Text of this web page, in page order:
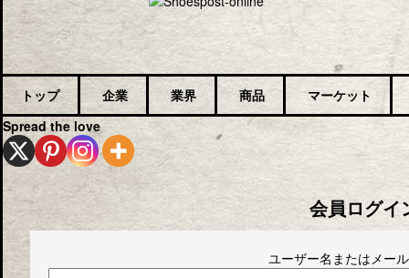
トップ 企業 業界 商品
マーケット
Spread the love
会員ログイ
ユーザー名またはメー